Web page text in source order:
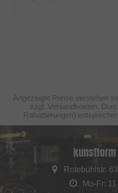
Angezeigte Preise verstehen
zzgl. Versandkosten.
Rabattierungen)
Rotebühlstr.
Mo-Fr: